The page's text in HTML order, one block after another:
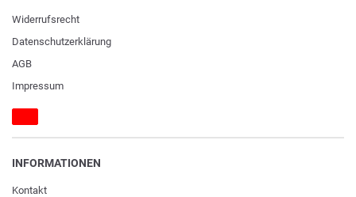
Widerrufs­recht
Daten­schutz­erklärung
AGB
Impressum
INFORMATIONEN
Kontakt